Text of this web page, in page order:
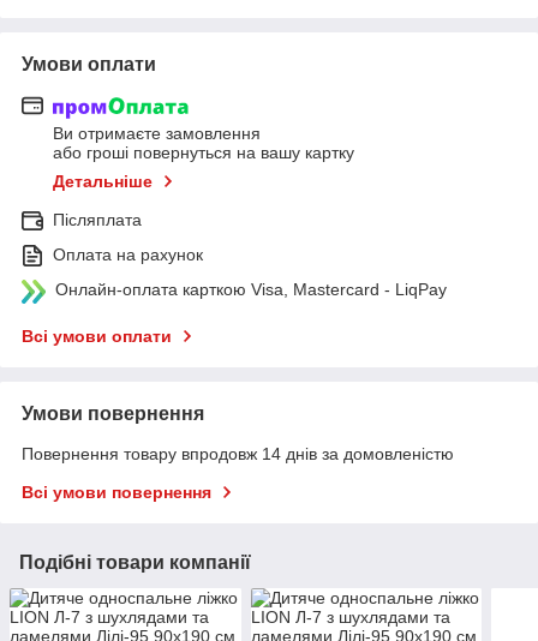
Умови оплати
Ви отримаєте замовлення
або гроші повернуться на вашу картку
Детальніше
Післяплата
Оплата на рахунок
Онлайн-оплата карткою Visa, Mastercard - LiqPay
Всі умови оплати
Умови повернення
Повернення товару впродовж 14 днів за домовленістю
Всі умови повернення
Подібні товари компанії